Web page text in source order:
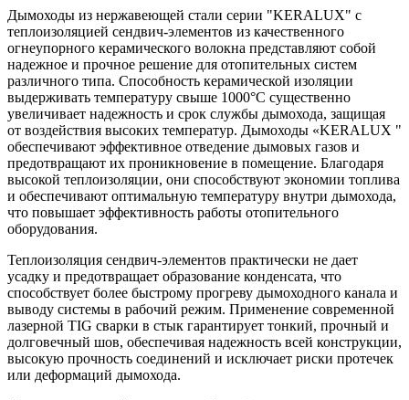
Дымоходы из нержавеющей стали серии "KERALUX" с
теплоизоляцией сендвич-элементов из качественного
огнеупорного керамического волокна представляют собой
надежное и прочное решение для отопительных систем
различного типа. Способность керамической изоляции
выдерживать температуру свыше 1000°C существенно
увеличивает надежность и срок службы дымохода, защищая
от воздействия высоких температур. Дымоходы «KERALUX "
обеспечивают эффективное отведение дымовых газов и
предотвращают их проникновение в помещение. Благодаря
высокой теплоизоляции, они способствуют экономии топлива
и обеспечивают оптимальную температуру внутри дымохода,
что повышает эффективность работы отопительного
оборудования.
Теплоизоляция сендвич-элементов практически не дает
усадку и предотвращает образование конденсата, что
способствует более быстрому прогреву дымоходного канала и
выводу системы в рабочий режим. Применение современной
лазерной TIG сварки в стык гарантирует тонкий, прочный и
долговечный шов, обеспечивая надежность всей конструкции,
высокую прочность соединений и исключает риски протечек
или деформаций дымохода.